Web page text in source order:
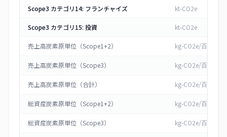
Scope3 カテゴリ14: フランチャイズ kt-CO2e
Scope3 カテゴリ15: 投資 kt-CO2e
売上高炭素原単位（Scope1+2） kg-CO2e/百万円
売上高炭素原単位（Scope3） kg-CO2e/百万円
売上高炭素原単位（合計） kg-CO2e/百万円
総資産炭素原単位（Scope1+2） kg-CO2e/百万円
総資産炭素原単位（Scope3） kg-CO2e/百万円